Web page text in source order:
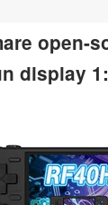
open-
display